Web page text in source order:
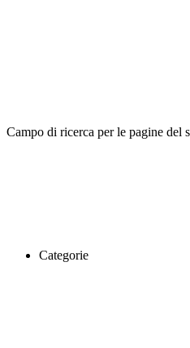
Campo di ricerca per le pagine del
Categorie